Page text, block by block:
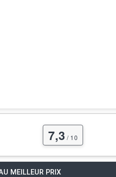
7,3 / 10
MEILLEUR PRIX